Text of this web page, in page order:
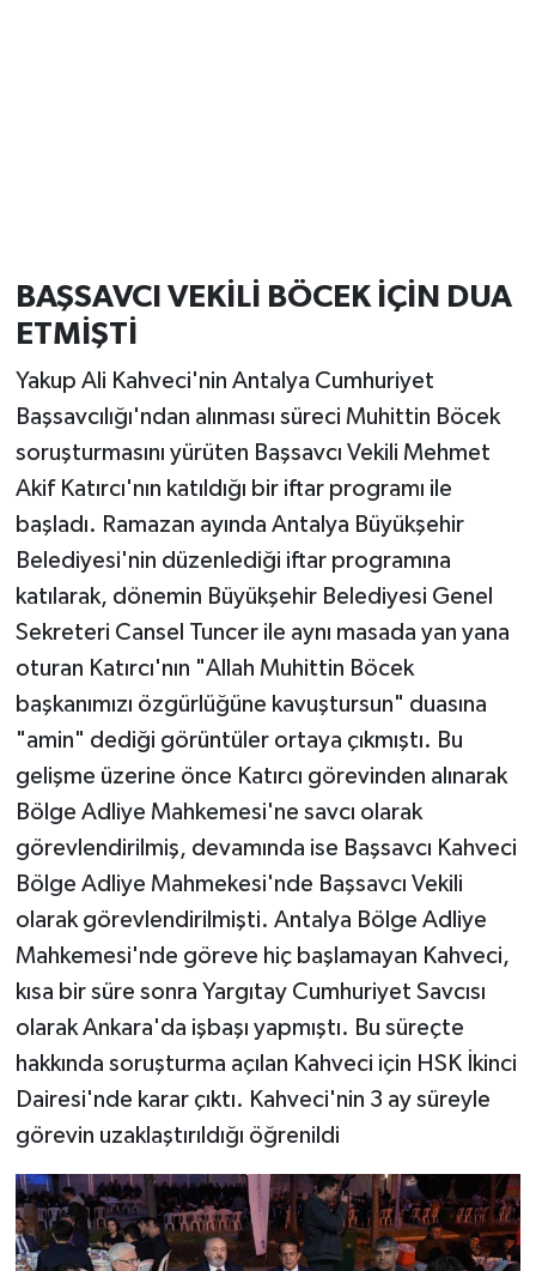
BAŞSAVCI VEKİLİ BÖCEK İÇİN DUA
ETMİŞTİ
Yakup Ali Kahveci'nin Antalya Cumhuriyet
Başsavcılığı'ndan alınması süreci Muhittin Böcek
soruşturmasını yürüten Başsavcı Vekili Mehmet
Akif Katırcı'nın katıldığı bir iftar programı ile
başladı. Ramazan ayında Antalya Büyükşehir
Belediyesi'nin düzenlediği iftar programına
katılarak, dönemin Büyükşehir Belediyesi Genel
Sekreteri Cansel Tuncer ile aynı masada yan yana
oturan Katırcı'nın "Allah Muhittin Böcek
başkanımızı özgürlüğüne kavuştursun" duasına
"amin" dediği görüntüler ortaya çıkmıştı. Bu
gelişme üzerine önce Katırcı görevinden alınarak
Bölge Adliye Mahkemesi'ne savcı olarak
görevlendirilmiş, devamında ise Başsavcı Kahveci
Bölge Adliye Mahmekesi'nde Başsavcı Vekili
olarak görevlendirilmişti. Antalya Bölge Adliye
Mahkemesi'nde göreve hiç başlamayan Kahveci,
kısa bir süre sonra Yargıtay Cumhuriyet Savcısı
olarak Ankara'da işbaşı yapmıştı. Bu süreçte
hakkında soruşturma açılan Kahveci için HSK İkinci
Dairesi'nde karar çıktı. Kahveci'nin 3 ay süreyle
görevin uzaklaştırıldığı öğrenildi